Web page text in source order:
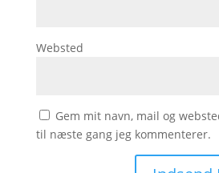
Websted
Gem mit navn, mail og
til næste gang jeg kommenterer.